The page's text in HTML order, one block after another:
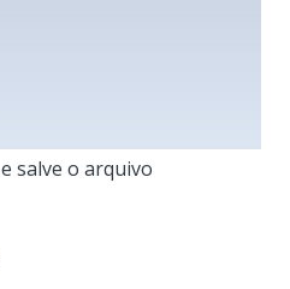
e salve o arquivo